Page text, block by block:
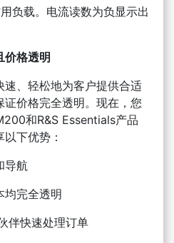
负载。电流读数为负显示出
价格透明
速、轻松地为客户提供合适
价格完全透明。现在，您
和R&S Essentials产品
下优势：
导航
均完全透明
伴快速处理订单